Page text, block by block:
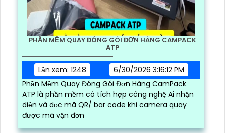
PHẦN MỀM QUAY ĐÓNG GÓI ĐƠN HÀNG CAMPACK
ATP
Lần xem: 1248
6/30/2026 3:16:12 PM
Phần Mềm Quay Đóng Gói Đơn Hàng CamPack
ATP là phần mềm có tích hợp công nghệ Ai nhận
diện và dọc mã QR/ bar code khi camera quay
được mã vận đơn